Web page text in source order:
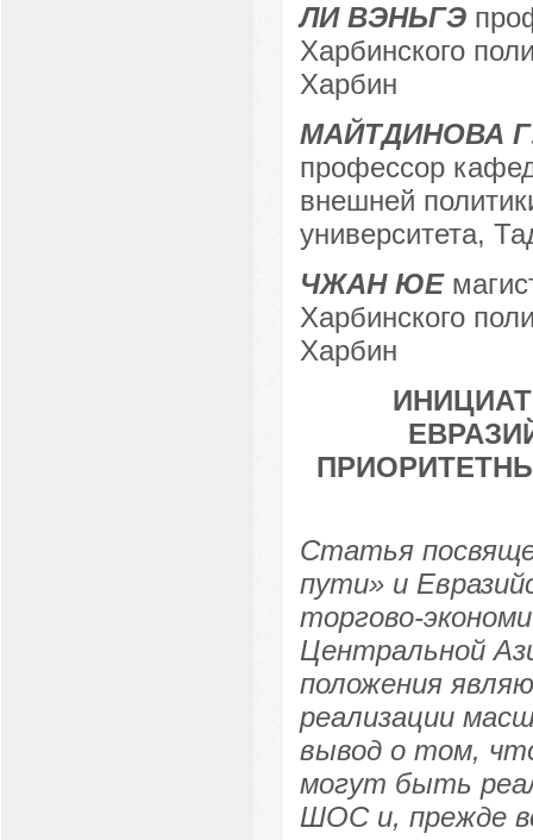
ЛИ ВЭНЬГЭ
Харбинского
Харбин
МАЙТДИНОВА
профессор
внешней
университета,
ЧЖАН ЮЕ
Харбинского
Харбин
Статья
пути» и
торгово-
Центральной
положения
реализации
вывод о том,
могут быть
ШОС и, прежде